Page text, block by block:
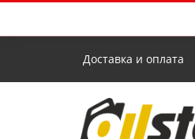
Доставка и оплата